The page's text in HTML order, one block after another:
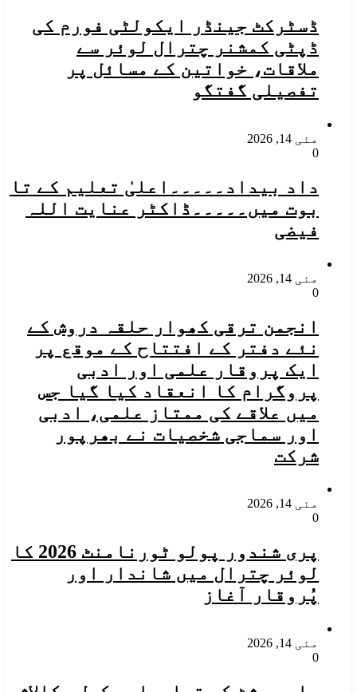
ڈسٹرکٹ جینڈر ایکولٹی فورم کی
ڈپٹی کمشنر چترال لوئر سے
ملاقات، خواتین کے مسائل پر
تفصیلی گفتگو
مئی 14, 2026
0
داد بیداد۔۔۔۔۔اعلیٰ تعلیم کے تا
بوت میں۔۔۔۔۔ڈاکٹر عنایت اللہ
فیضی
مئی 14, 2026
0
انجمن ترقی کھوار حلقہ دروش کے
نئے دفتر کے افتتاح کے موقع پر
ایک پروقار علمی اور ادبی
پروگرام کا انعقاد کیا گیا جس
میں علاقے کی ممتاز علمی، ادبی
اور سماجی شخصیات نے بھرپور
شرکت
مئی 14, 2026
0
پری شندور پولو ٹورنامنٹ 2026 کا
لوئر چترال میں شاندار اور
پُروقار آغاز
مئی 14, 2026
0